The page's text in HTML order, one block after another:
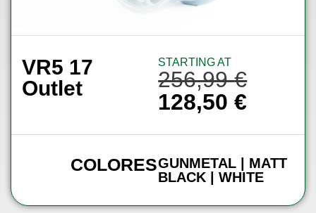
VR5 17
Outlet
STARTING AT
256,99€
128,50€
COLORESGUNMETAL | MATT
BLACK | WHITE